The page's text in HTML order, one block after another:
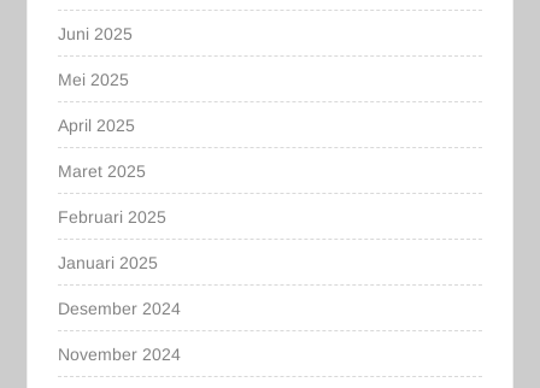
Juni 2025
Mei 2025
April 2025
Maret 2025
Februari 2025
Januari 2025
Desember 2024
November 2024